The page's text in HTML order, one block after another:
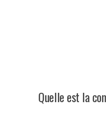
Quelle est la